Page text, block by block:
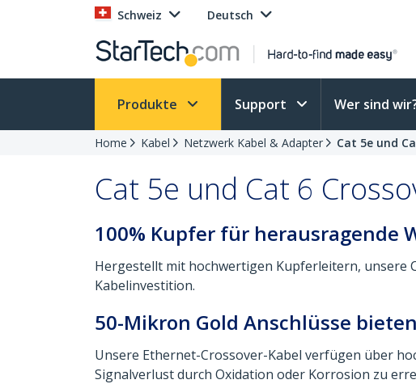
Schweiz Deutsch
Produkte Support Wer sind
Home Kabel Netzwerk Kabel & Adapter Cat 5e und
Cat 5e und Cat 6
100% Kupfer für herausragende
Hergestellt mit hochwertigen Kupferleitern, unsere
Kabelinvestition.
50-Mikron Gold Anschlüsse
Unsere Ethernet-Crossover-Kabel verfügen über
Signalverlust durch Oxidation oder Korrosion zu